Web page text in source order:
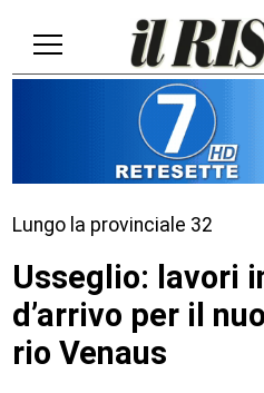
Lungo la provinciale 32
Usseglio: lavori
d’arrivo per il
rio Venaus